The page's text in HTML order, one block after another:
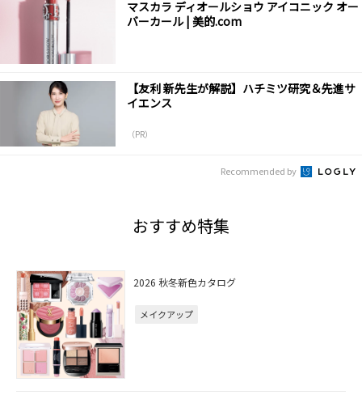
マスカラ ディオールショウ アイコニック オー
バーカール | 美的.com
【友利 新先生が解説】ハチミツ研究＆先進サ
イエンス
（PR）
Recommended by
おすすめ特集
2026 秋冬新色カタログ
メイクアップ